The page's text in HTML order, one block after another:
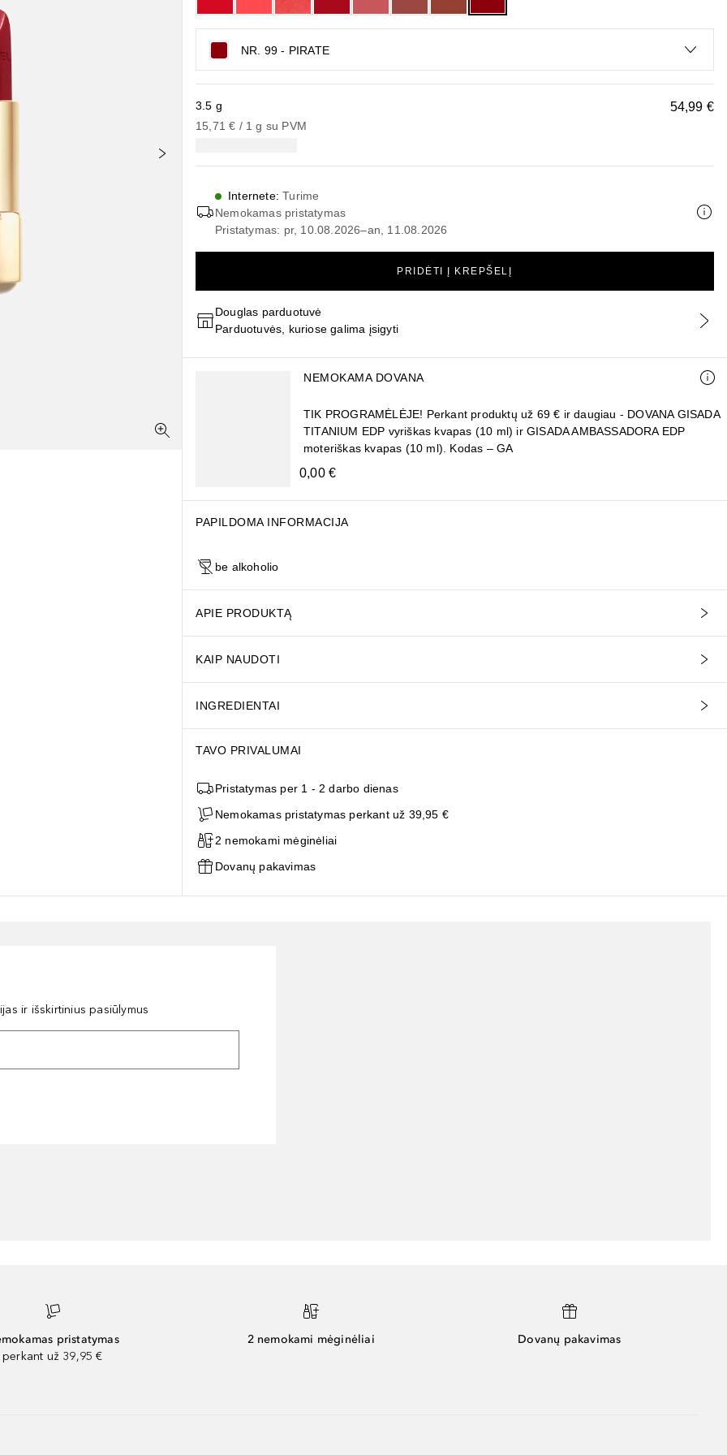
NR. 99 - PIRATE
54,99 €
3.5 g
15,71 € / 1 g su PVM
Internete:Turime
Nemokamas pristatymas
Pristatymas: pr, 10.08.2026–an, 11.08.2026
PRIDĖTI Į KREPŠELĮ
Douglas parduotuvė
Parduotuvės, kuriose galima įsigyti
Praleisti slankiklį
NEMOKAMA DOVANA
TIK PROGRAMĖLĖJE! Perkant produktų už 69 € ir daugiau - DOVANA GISADA
TITANIUM EDP vyriškas kvapas (10 ml) ir GISADA AMBASSADORA EDP
moteriškas kvapas (10 ml). Kodas – GA
0,00 €
PAPILDOMA INFORMACIJA
be alkoholio
APIE PRODUKTĄ
KAIP NAUDOTI
INGREDIENTAI
TAVO PRIVALUMAI
Pristatymas per 1 - 2 darbo dienas
Nemokamas pristatymas perkant už 39,95 €
2 nemokami mėginėliai
Dovanų pakavimas
ir išskirtinius pasiūlymus
pristatymas
perkant už 39,95 €
2 nemokami mėginėliai Dovanų pakavimas